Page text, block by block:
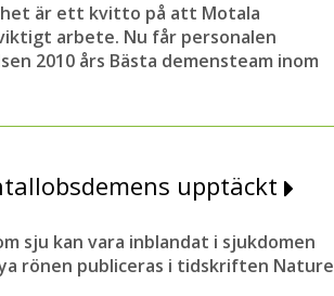
är ett kvitto på att Motala
arbete. Nu får personalen
2010 års Bästa demensteam inom
upptäckt
sju kan vara inblandat i sjukdomen
rönen publiceras i tidskriften Nature